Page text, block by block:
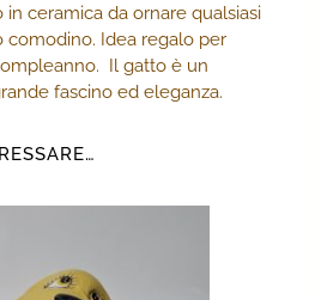
ceramica da ornare qualsiasi
comodino. Idea regalo per
Il gatto è un
fascino ed eleganza.